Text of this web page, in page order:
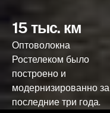
15 тыс. км
Оптоволокна
Ростелеком было
построено и
модернизированно за
последние три года.